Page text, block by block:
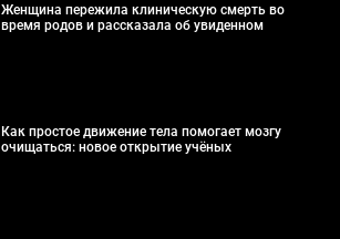
Женщина пережила клиническую смерть во
время родов и рассказала об увиденном
Как простое движение тела помогает мозгу
очищаться: новое открытие учёных